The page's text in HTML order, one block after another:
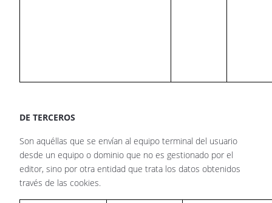
DE TERCEROS
Son aquéllas que se envían al equipo terminal del usuario
desde un equipo o dominio que no es gestionado por el
editor, sino por otra entidad que trata los datos obtenidos
través de las cookies.